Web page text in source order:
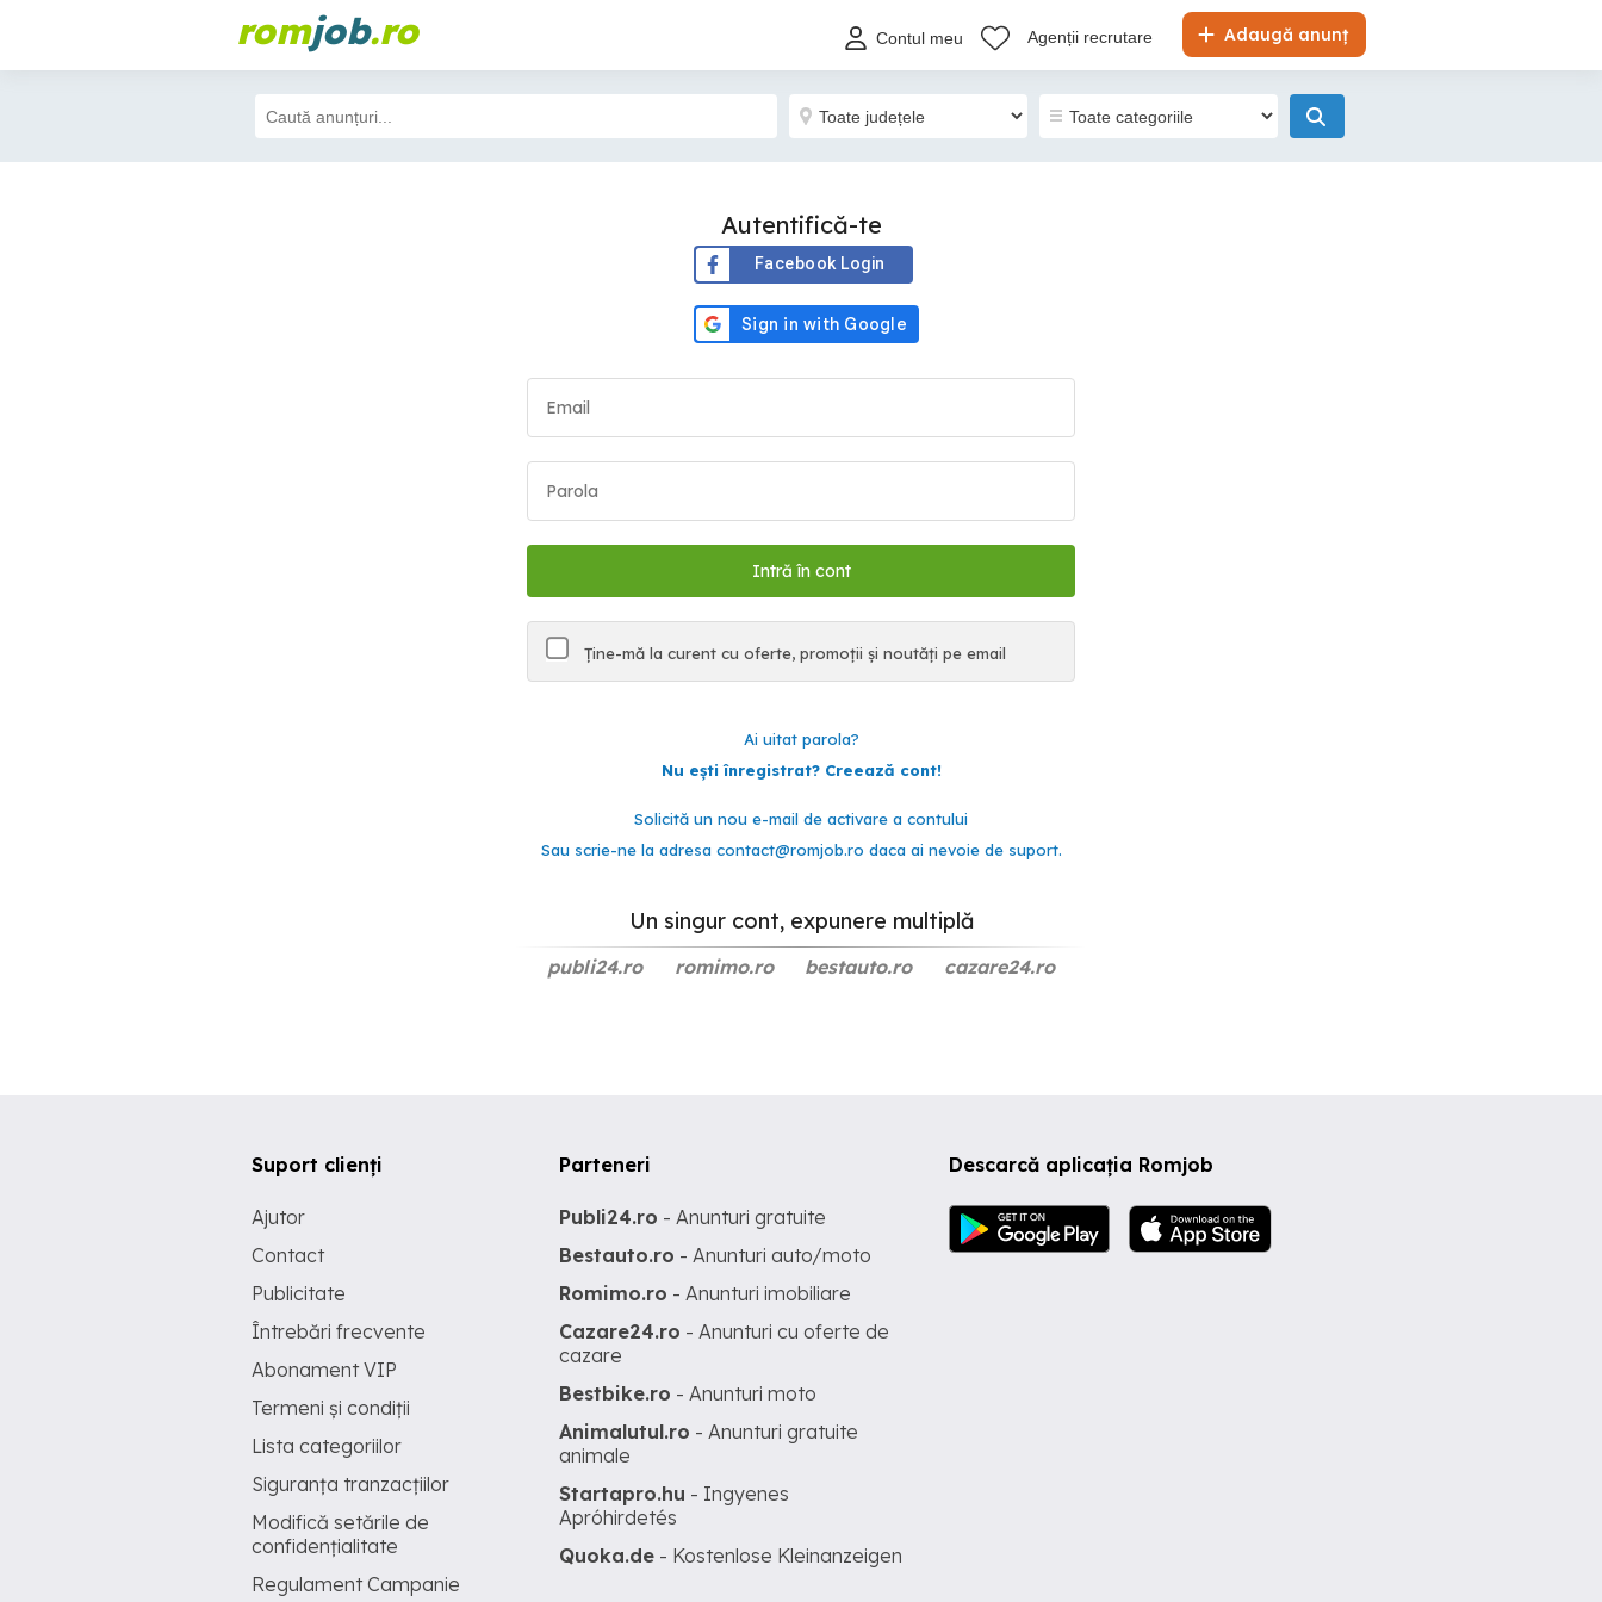
romjob.ro Adaugă anunț
Contul meu Agenții recrutare
Autentifică-te
Facebook Login
Ține-mă la curent cu oferte, promoții și noutăți pe email
Ai uitat parola?
Nu ești înregistrat? Creează cont!
Solicită un nou e-mail de activare a contului
Sau scrie-ne la adresa contact@romjob.ro daca ai nevoie de suport.
Un singur cont, expunere multiplă
publi24.ro romimo.ro bestauto.ro cazare24.ro
Descarcă aplicația Romjob
Suport clienți
Ajutor
Contact
Publicitate
Întrebări frecvente
Abonament VIP
Termeni și condiții
Lista categoriilor
Siguranța tranzacțiilor
Modifică setările de
confidențialitate
Regulament Campanie
Parteneri
Publi24.ro - Anunturi gratuite
Bestauto.ro - Anunturi auto/moto
Romimo.ro - Anunturi imobiliare
Cazare24.ro - Anunturi cu oferte de
cazare
Bestbike.ro - Anunturi moto
Animalutul.ro - Anunturi gratuite
animale
Startapro.hu - Ingyenes
Apróhirdetés
Quoka.de - Kostenlose Kleinanzeigen